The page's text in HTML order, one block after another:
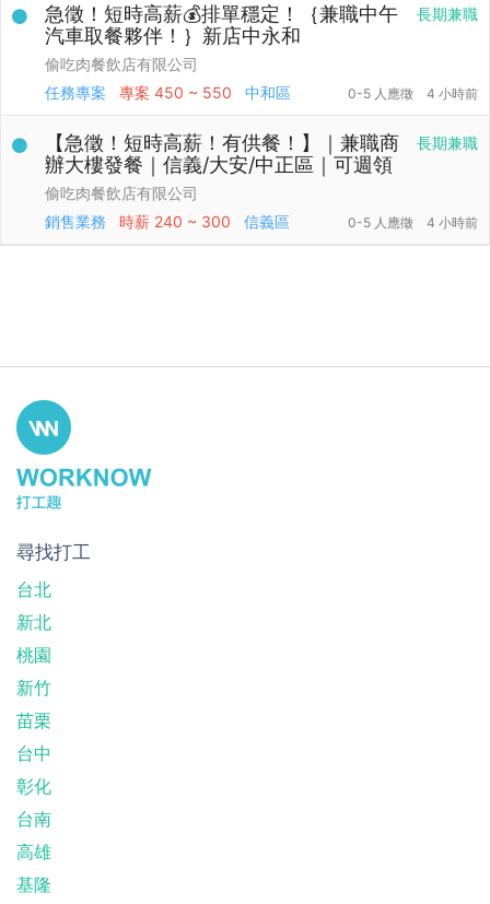
長期兼職
急徵！短時高薪💰排單穩定！｛兼職中午
汽車取餐夥伴！｝新店中永和
偷吃肉餐飲店有限公司
任務專案
專案 450 ~ 550 中和區 0-5 人應徵 4 小時前
長期兼職
【急徵！短時高薪！有供餐！】｜兼職商
辦大樓發餐｜信義/大安/中正區｜可週領
偷吃肉餐飲店有限公司
銷售業務
時薪 240 ~ 300 信義區 0-5 人應徵 4 小時前
尋找打工
台北
新北
桃園
新竹
苗栗
台中
彰化
台南
高雄
基隆